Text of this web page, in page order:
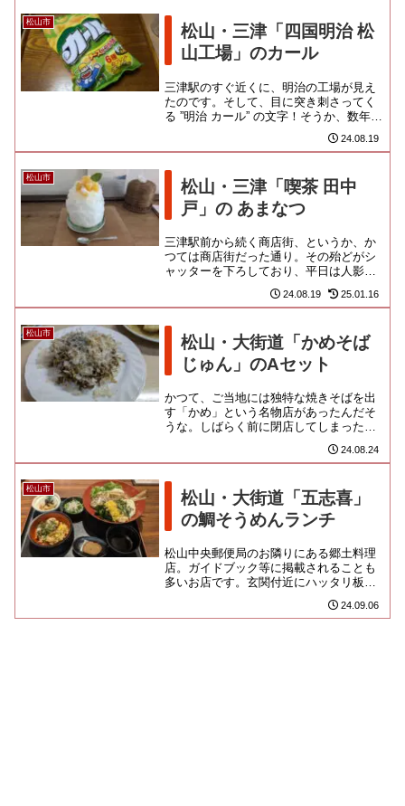
松山市
松山・三津「四国明治 松
山工場」のカール
三津駅のすぐ近くに、明治の工場が見え
たのです。そして、目に突き刺さってく
る ”明治 カール” の文字！そうか、数年前
に中部以東での販売が終了して、我々に
24.08.19
松山市
松山・三津「喫茶 田中
戸」の あまなつ
三津駅前から続く商店街、というか、か
つては商店街だった通り。その殆どがシ
ャッターを下ろしており、平日は人影も
ほぼ無いような状況でしたが、近年はこ
の地を気に入って移住してくる...
24.08.19 25.01.16
松山市
松山・大街道「かめそば
じゅん」のAセット
かつて、ご当地には独特な焼きそばを出
す「かめ」という名物店があったんだそ
うな。しばらく前に閉店してしまったら
しいのだけど、その後、かめそば、かめ
風焼きそば、松山焼きそばなど... 24.08.24
松山市
松山・大街道「五志喜」
の鯛そうめんランチ
松山中央郵便局のお隣りにある郷土料理
店。ガイドブック等に掲載されることも
多いお店です。玄関付近にハッタリ板を
貼り、フィール・ザ・ヒストリーを漂わ
せておりますが、実体はくたび... 24.09.06